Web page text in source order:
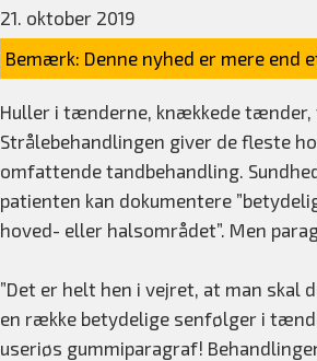
21. oktober 2019
Bemærk: Denne nyhed er mere
Huller i tænderne, knækkede tænder,
Strålebehandlingen giver de fleste
omfattende tandbehandling.
patienten kan dokumentere
hoved- eller halsområdet”. Men
”Det er helt hen i vejret, at man
en række betydelige senfølger i
useriøs gummiparagraf!